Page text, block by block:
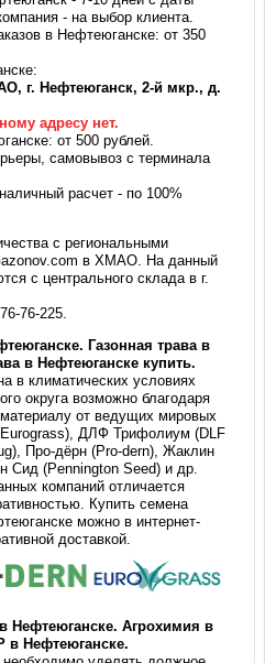
- на выбор клиента.
в Нефтеюганске: от 350
г. Нефтеюганск, 2-й мкр., д.
адресу нет.
от 500 рублей.
самовывоз с терминала
расчет - по 100%
с региональными
в ХМАО. На данный
с центрального склада в г.
76-225.
Газонная трава в
в Нефтеюганске купить.
в климатических условиях
округа возможно благодаря
от ведущих мировых
ДЛФ Трифолиум (DLF
Про-дёрн (Pro-dern), Жаклин
Сид (Pennington Seed) и др.
компаний отличается
Купить семена
можно в интернет-
доставкой.
Нефтеюганске. Агрохимия в
в Нефтеюганске.